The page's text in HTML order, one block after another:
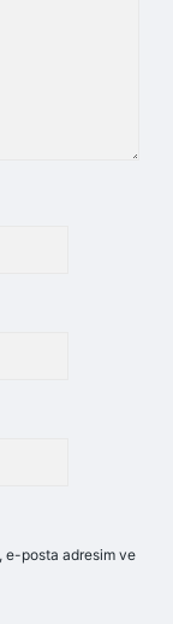
e-posta adresim ve